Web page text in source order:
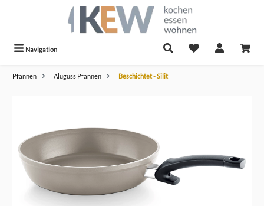
Navigation
Pfannen Aluguss Pfannen Beschichtet - Silit